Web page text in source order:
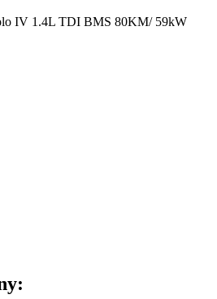
IV 1.4L TDI BMS 80KM/ 59kW